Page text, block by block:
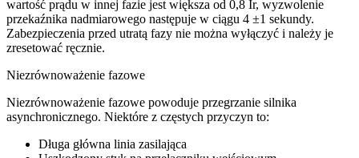
wartość prądu w innej fazie jest większa od 0,8 Ir, wyzwolenie
przekaźnika nadmiarowego następuje w ciągu 4 ±1 sekundy.
Zabezpieczenia przed utratą fazy nie można wyłączyć i należy je
zresetować ręcznie.
Niezrównoważenie fazowe
Niezrównoważenie fazowe powoduje przegrzanie silnika
asynchronicznego. Niektóre z częstych przyczyn to:
Długa główna linia zasilająca